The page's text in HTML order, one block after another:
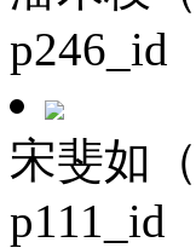
p246_id
宋斐如
p111_id